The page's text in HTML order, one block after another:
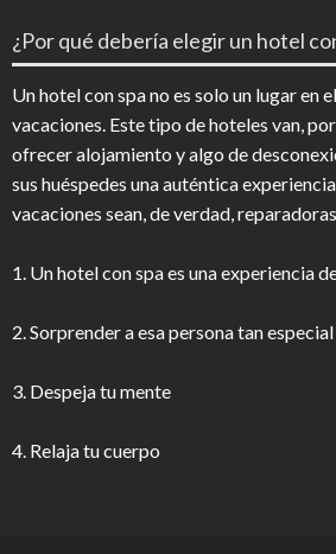
¿Por qué debería elegir un hotel
Un hotel con spa no es solo un lugar en
vacaciones. Este tipo de hoteles van,
ofrecer alojamiento y algo de
sus huéspedes una auténtica
vacaciones sean, de verdad,
1. Un hotel con spa es una experiencia
2. Sorprender a esa persona tan especial
3. Despeja tu mente
4. Relaja tu cuerpo